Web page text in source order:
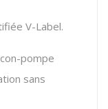
V-Label.
pompe
sans